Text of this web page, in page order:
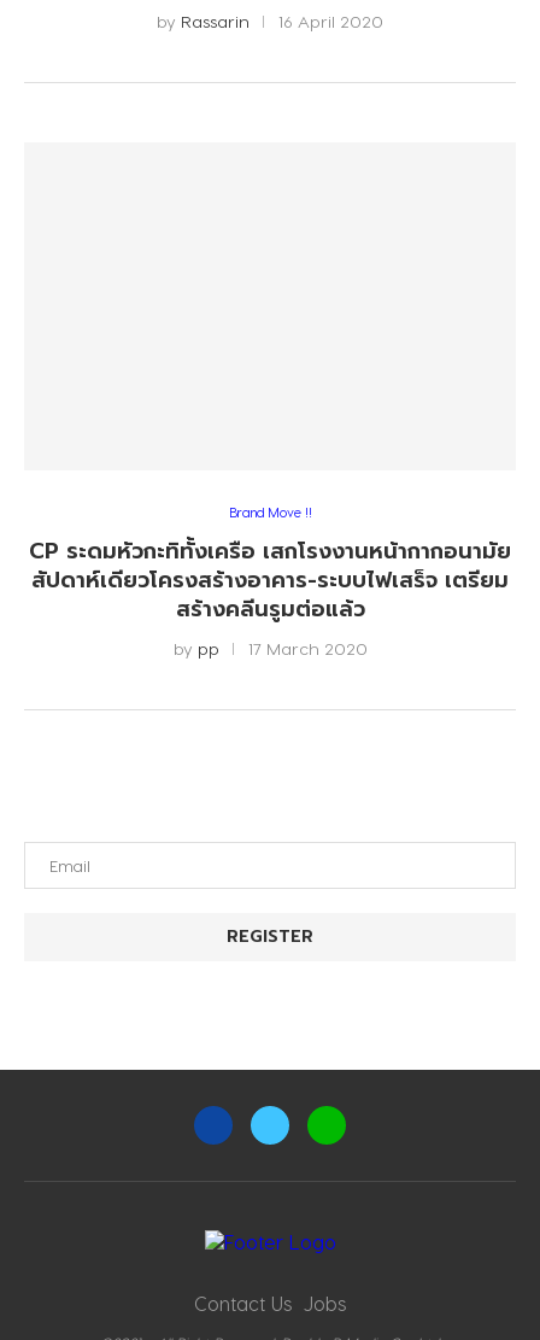
by Rassarin 16 April 2020
Brand Move !!
CP ระดมหัวกะทิทั้งเครือ เสกโรงงานหน้ากากอนามัย
สัปดาห์เดียวโครงสร้างอาคาร-ระบบไฟเสร็จ เตรียม
สร้างคลีนรูมต่อแล้ว
by pp 17 March 2020
Contact Us Jobs